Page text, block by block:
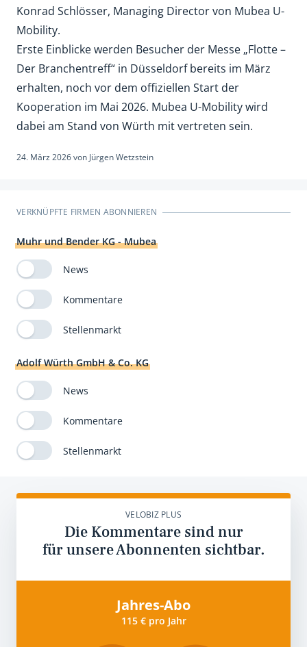
Konrad Schlösser, Managing Director von Mubea U-
Mobility.
Erste Einblicke werden Besucher der Messe „Flotte –
Der Branchentreff“ in Düsseldorf bereits im März
erhalten, noch vor dem offiziellen Start der
Kooperation im Mai 2026. Mubea U-Mobility wird
dabei am Stand von Würth mit vertreten sein.
24. März 2026von Jürgen Wetzstein
VERKNÜPFTE FIRMEN ABONNIEREN
Muhr und Bender KG - Mubea
News
Kommentare
Stellenmarkt
Adolf Würth GmbH & Co. KG
News
Kommentare
Stellenmarkt
VELOBIZ PLUS
Die Kommentare sind nur
für unsere Abonnenten sichtbar.
Jahres-Abo
115 € pro Jahr